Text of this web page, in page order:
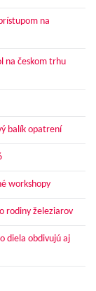
na
na českom trhu
balík opatrení
workshopy
rodiny železiarov
diela obdivujú aj